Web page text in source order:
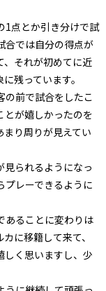
1点とか引き分けで試
合では自分の得点が
、それが初めてに近
残っています。
の前で試合をしたこ
とが嬉しかったのを
り周りが見えてい
見られるようになっ
プレーできるように
あることに変わりは
に移籍して来て、
しく思いますし、少